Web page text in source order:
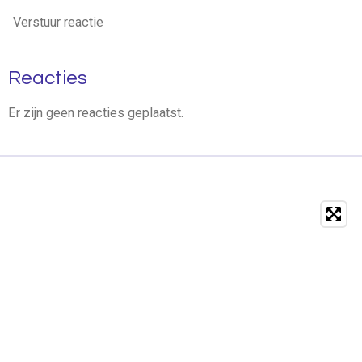
Verstuur reactie
Reacties
Er zijn geen reacties geplaatst.